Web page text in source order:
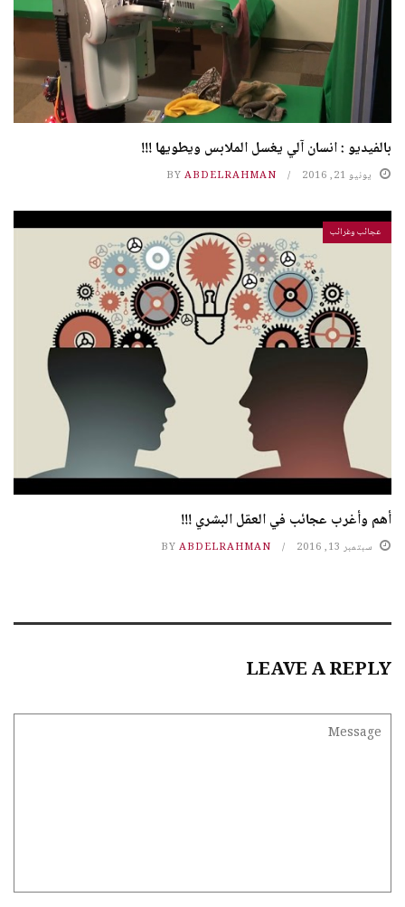
بالفيديو : انسان آلي يغسل الملابس ويطويها !!!
يونيو 21, 2016 BY ABDELRAHMAN
عجائب وغرائب
أهم وأغرب عجائب في العقل البشري !!!
سبتمبر 13, 2016 BY ABDELRAHMAN
LEAVE A REPLY